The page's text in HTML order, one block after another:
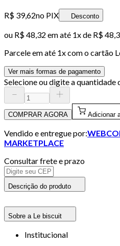
R$ 39,62no PIX Desconto
ou R$ 48,32 em até 1x de R$
Parcele em até 1x com o cartão
Ver mais formas de pagamento
Selecione ou digite a quantidade
COMPRAR AGORA Adicionar
Vendido e entregue por:
MARKETPLACE
Consultar frete e prazo
Descrição do produto
Sobre a Le biscuit
Institucional